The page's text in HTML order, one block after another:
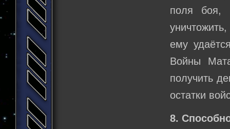
поля боя,
ему
Войны
получить
остатки
8.